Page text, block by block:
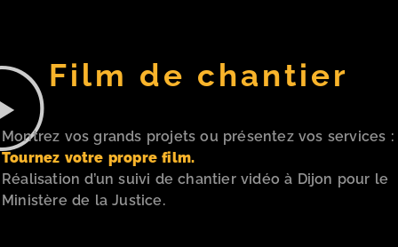
Film de chantier
Montrez vos grands projets ou présentez vos services :
Tournez votre propre film.
Réalisation d’un suivi de chantier vidéo à Dijon pour le
Ministère de la Justice.